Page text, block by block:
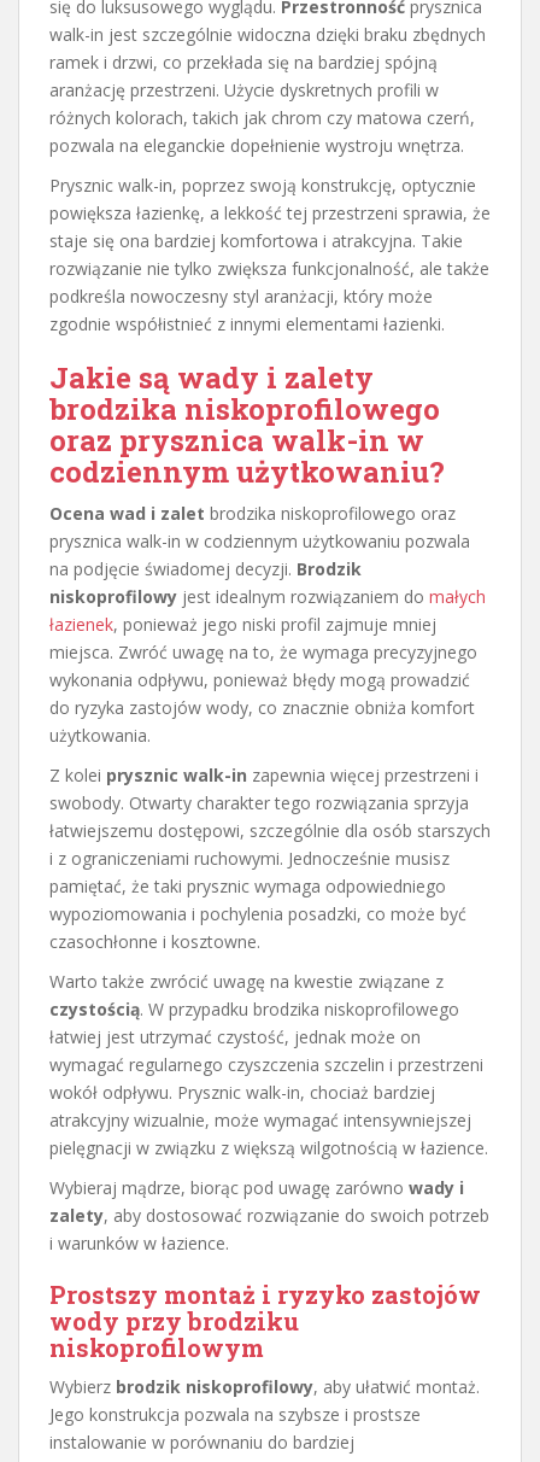
się do luksusowego wyglądu. Przestronność prysznica
walk-in jest szczególnie widoczna dzięki braku zbędnych
ramek i drzwi, co przekłada się na bardziej spójną
aranżację przestrzeni. Użycie dyskretnych profili w
różnych kolorach, takich jak chrom czy matowa czerń,
pozwala na eleganckie dopełnienie wystroju wnętrza.
Prysznic walk-in, poprzez swoją konstrukcję, optycznie
powiększa łazienkę, a lekkość tej przestrzeni sprawia, że
staje się ona bardziej komfortowa i atrakcyjna. Takie
rozwiązanie nie tylko zwiększa funkcjonalność, ale także
podkreśla nowoczesny styl aranżacji, który może
zgodnie współistnieć z innymi elementami łazienki.
Jakie są wady i zalety
brodzika niskoprofilowego
oraz prysznica walk-in w
codziennym użytkowaniu?
Ocena wad i zalet brodzika niskoprofilowego oraz
prysznica walk-in w codziennym użytkowaniu pozwala
na podjęcie świadomej decyzji. Brodzik
niskoprofilowy jest idealnym rozwiązaniem do małych
łazienek, ponieważ jego niski profil zajmuje mniej
miejsca. Zwróć uwagę na to, że wymaga precyzyjnego
wykonania odpływu, ponieważ błędy mogą prowadzić
do ryzyka zastojów wody, co znacznie obniża komfort
użytkowania.
Z kolei prysznic walk-in zapewnia więcej przestrzeni i
swobody. Otwarty charakter tego rozwiązania sprzyja
łatwiejszemu dostępowi, szczególnie dla osób starszych
i z ograniczeniami ruchowymi. Jednocześnie musisz
pamiętać, że taki prysznic wymaga odpowiedniego
wypoziomowania i pochylenia posadzki, co może być
czasochłonne i kosztowne.
Warto także zwrócić uwagę na kwestie związane z
czystością. W przypadku brodzika niskoprofilowego
łatwiej jest utrzymać czystość, jednak może on
wymagać regularnego czyszczenia szczelin i przestrzeni
wokół odpływu. Prysznic walk-in, chociaż bardziej
atrakcyjny wizualnie, może wymagać intensywniejszej
pielęgnacji w związku z większą wilgotnością w łazience.
Wybieraj mądrze, biorąc pod uwagę zarówno wady i
zalety, aby dostosować rozwiązanie do swoich potrzeb
i warunków w łazience.
Prostszy montaż i ryzyko zastojów
wody przy brodziku
niskoprofilowym
Wybierz brodzik niskoprofilowy, aby ułatwić montaż.
Jego konstrukcja pozwala na szybsze i prostsze
instalowanie w porównaniu do bardziej